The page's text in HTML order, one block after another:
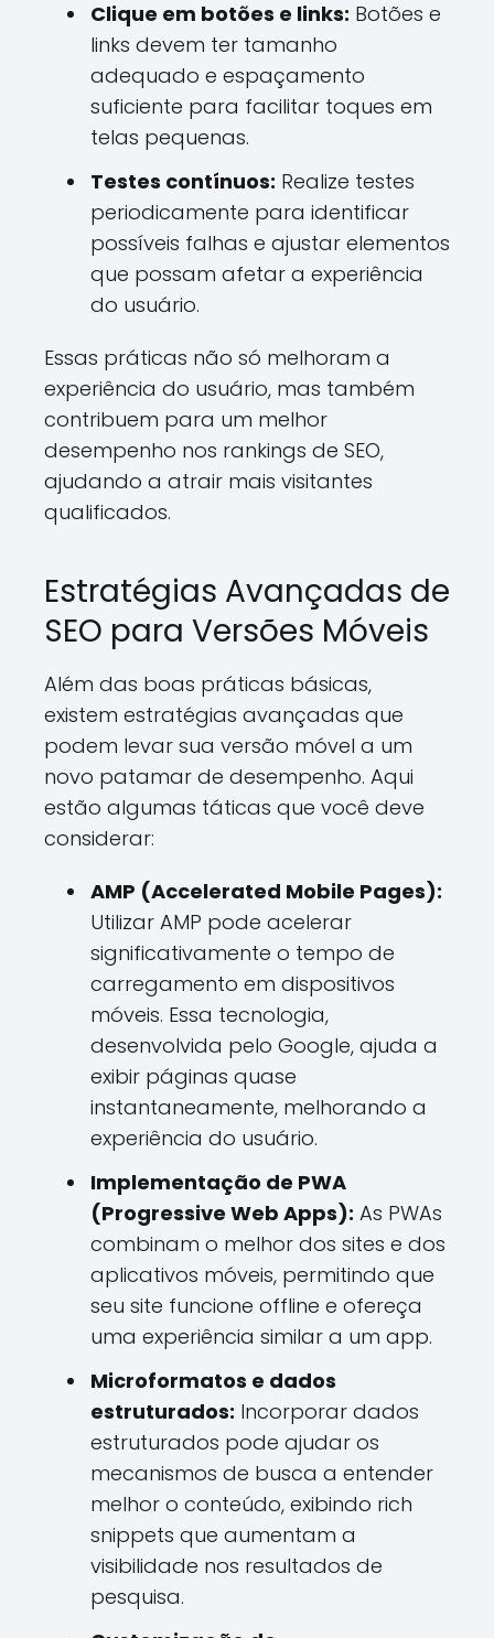
Clique em botões e links: Botões e
links devem ter tamanho
adequado e espaçamento
suficiente para facilitar toques em
telas pequenas.
Testes contínuos: Realize testes
periodicamente para identificar
possíveis falhas e ajustar elementos
que possam afetar a experiência
do usuário.
Essas práticas não só melhoram a
experiência do usuário, mas também
contribuem para um melhor
desempenho nos rankings de SEO,
ajudando a atrair mais visitantes
qualificados.
Estratégias Avançadas de
SEO para Versões Móveis
Além das boas práticas básicas,
existem estratégias avançadas que
podem levar sua versão móvel a um
novo patamar de desempenho. Aqui
estão algumas táticas que você deve
considerar:
AMP (Accelerated Mobile Pages):
Utilizar AMP pode acelerar
significativamente o tempo de
carregamento em dispositivos
móveis. Essa tecnologia,
desenvolvida pelo Google, ajuda a
exibir páginas quase
instantaneamente, melhorando a
experiência do usuário.
Implementação de PWA
(Progressive Web Apps): As PWAs
combinam o melhor dos sites e dos
aplicativos móveis, permitindo que
seu site funcione offline e ofereça
uma experiência similar a um app.
Microformatos e dados
estruturados: Incorporar dados
estruturados pode ajudar os
mecanismos de busca a entender
melhor o conteúdo, exibindo rich
snippets que aumentam a
visibilidade nos resultados de
pesquisa.